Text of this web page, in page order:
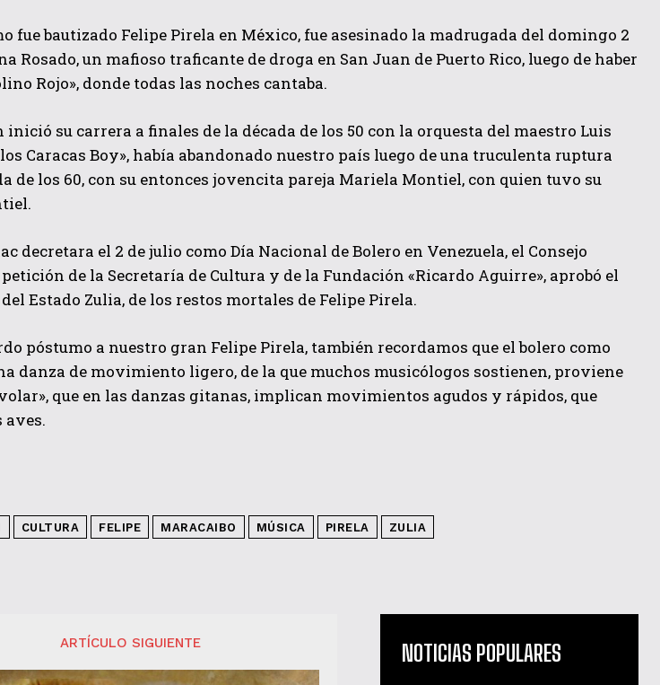
fue bautizado Felipe Pirela en México, fue asesinado la madrugada del domingo 2
Rosado, un mafioso traficante de droga en San Juan de Puerto Rico, luego de haber
Rojo», donde todas las noches cantaba.
su carrera a finales de la década de los 50 con la orquesta del maestro Luis
Caracas Boy», había abandonado nuestro país luego de una truculenta ruptura
de los 60, con su entonces jovencita pareja Mariela Montiel, con quien tuvo su
decretara el 2 de julio como Día Nacional de Bolero en Venezuela, el Consejo
de la Secretaría de Cultura y de la Fundación «Ricardo Aguirre», aprobó el
Estado Zulia, de los restos mortales de Felipe Pirela.
póstumo a nuestro gran Felipe Pirela, también recordamos que el bolero como
danza de movimiento ligero, de la que muchos musicólogos sostienen, proviene
que en las danzas gitanas, implican movimientos agudos y rápidos, que
aves.
CULTURA FELIPE MARACAIBO MÚSICA PIRELA ZULIA
ARTÍCULO SIGUIENTE NOTICIAS POPULARES